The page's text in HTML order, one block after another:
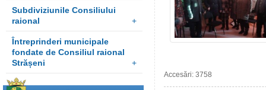
Subdiviziunile Consiliului
raional
+
Întreprinderi municipale
fondate de Consiliul raional
Strășeni
+
Accesări: 3758